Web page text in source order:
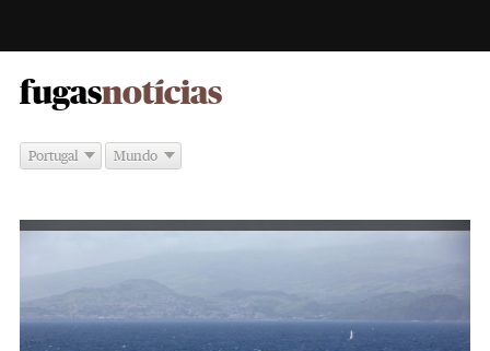
fugas -
notícias
Portugal Mundo